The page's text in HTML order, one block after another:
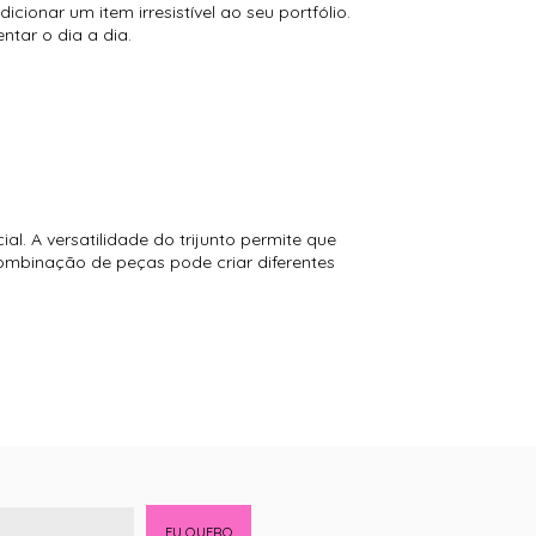
um item irresistível ao seu portfólio.
o dia a dia.
A versatilidade do trijunto permite que
de peças pode criar diferentes
EU QUERO